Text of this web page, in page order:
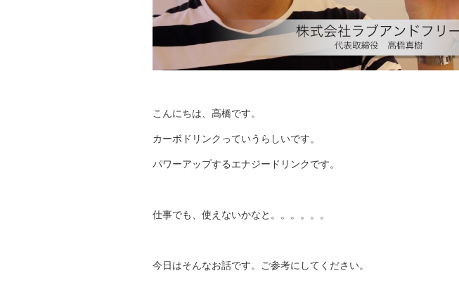
こんにちは、高橋です。
カーボドリンクっていうらしいです。
パワーアップするエナジードリンクです。
仕事でも、使えないかなと。。。。。。
今日はそんなお話です。ご参考にしてください。